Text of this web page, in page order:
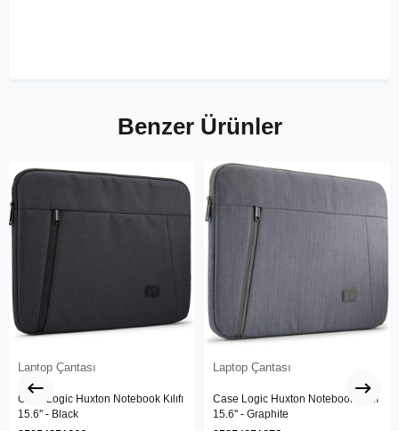
Benzer Ürünler
Laptop Çantası
Case Logic Huxton Notebook Kılıfı
15.6'' - Black
Laptop Çantası
Case Logic Huxton Notebook Kılıfı
15.6'' - Graphite